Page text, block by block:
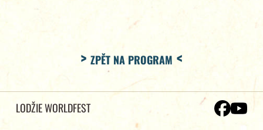
ZPĚT NA PROGRAM
LODŽIE WORLDFEST